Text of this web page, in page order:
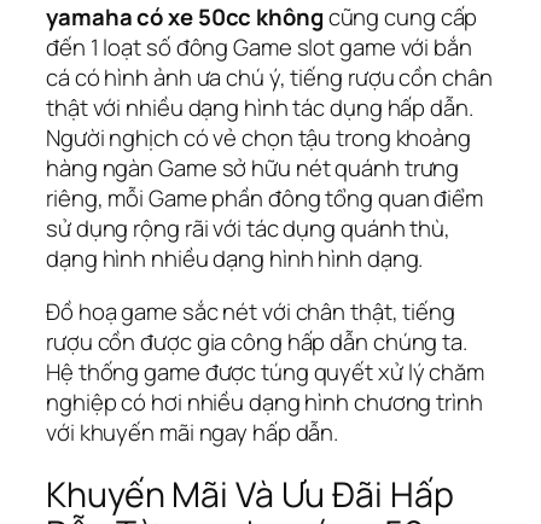
yamaha có xe 50cc khôngcũng cung cấp
đến 1 loạt số đông Game slot game với bắn
cá có hình ảnh ưa chú ý, tiếng rượu cồn chân
thật với nhiều dạng hình tác dụng hấp dẫn.
Người nghịch có vẻ chọn tậu trong khoảng
hàng ngàn Game sở hữu nét quánh trưng
riêng, mỗi Game phần đông tổng quan điểm
sử dụng rộng rãi với tác dụng quánh thù,
dạng hình nhiều dạng hình hình dạng.
Đồ hoạ game sắc nét với chân thật, tiếng
rượu cồn được gia công hấp dẫn chúng ta.
Hệ thống game được túng quyết xử lý chăm
nghiệp có hơi nhiều dạng hình chương trình
với khuyến mãi ngay hấp dẫn.
Khuyến Mãi Và Ưu Đãi Hấp